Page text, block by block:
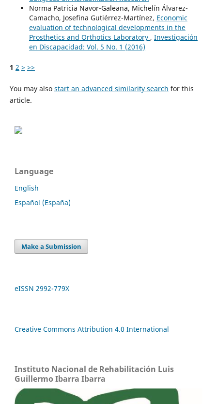
Norma Patricia Navor-Galeana, Michelín Álvarez-
Camacho, Josefina Gutiérrez-Martínez, Economic
evaluation of technological developments in the
Prosthetics and Orthotics Laboratory , Investigación
en Discapacidad: Vol. 5 No. 1 (2016)
1 2 > >>
You may also start an advanced similarity search for this
article.
Language
English
Español (España)
Make a Submission
eISSN 2992-779X
Creative Commons Attribution 4.0 International
Instituto Nacional de Rehabilitación Luis
Guillermo Ibarra Ibarra